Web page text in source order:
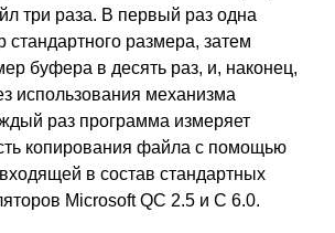
три раза. В первый раз одна
стандартного размера, затем
буфера в десять раз, и, наконец,
использования механизма
раз программа измеряет
копирования файла с помощью
в состав стандартных
Microsoft QC 2.5 и C 6.0.